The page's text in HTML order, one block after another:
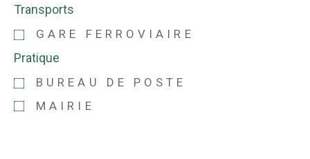
Transports
GARE FERROVIAIRE
Pratique
BUREAU DE POSTE
MAIRIE